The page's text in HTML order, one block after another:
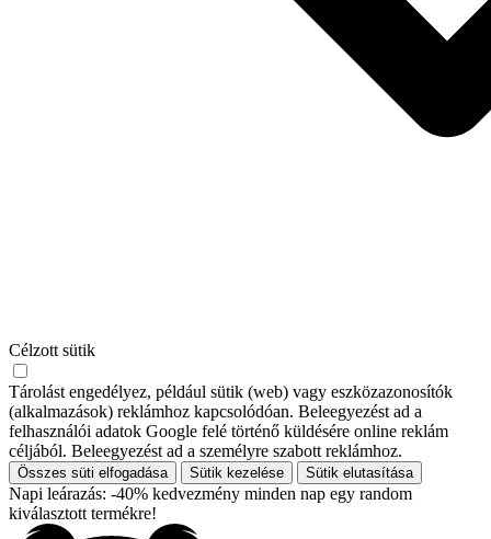
Célzott sütik
Tárolást engedélyez, például sütik (web) vagy eszközazonosítók
(alkalmazások) reklámhoz kapcsolódóan. Beleegyezést ad a
felhasználói adatok Google felé történő küldésére online reklám
céljából. Beleegyezést ad a személyre szabott reklámhoz.
Összes süti elfogadása Sütik kezelése Sütik elutasítása
Napi leárazás: -40% kedvezmény minden nap egy random
kiválasztott termékre!